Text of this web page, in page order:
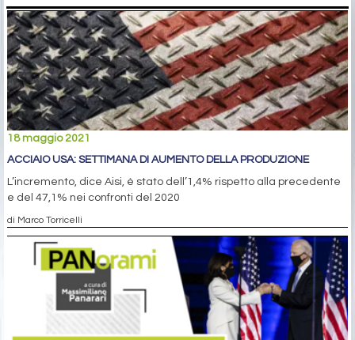
18 maggio 2021
ACCIAIO USA: SETTIMANA DI AUMENTO DELLA PRODUZIONE
L’incremento, dice Aisi, è stato dell’1,4% rispetto alla precedente
e del 47,1% nei confronti del 2020
di Marco Torricelli